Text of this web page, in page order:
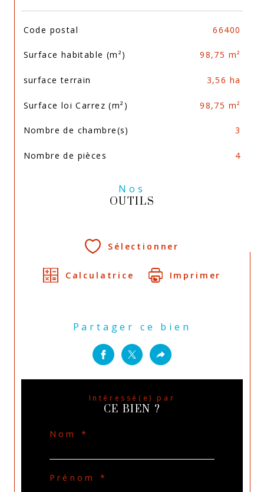
TRAD_SIROCCO_Caracteristique
Code postal 66400
Surface habitable (m²) 98,75 m²
surface terrain 3,56 ha
Surface loi Carrez (m²) 98,75 m²
Nombre de chambre(s) 3
Nombre de pièces 4
Nos
OUTILS
Sélectionner
Calculatrice Imprimer
Partager ce bien
Intéressé(e) par
CE BIEN ?
Nom *
Prénom *